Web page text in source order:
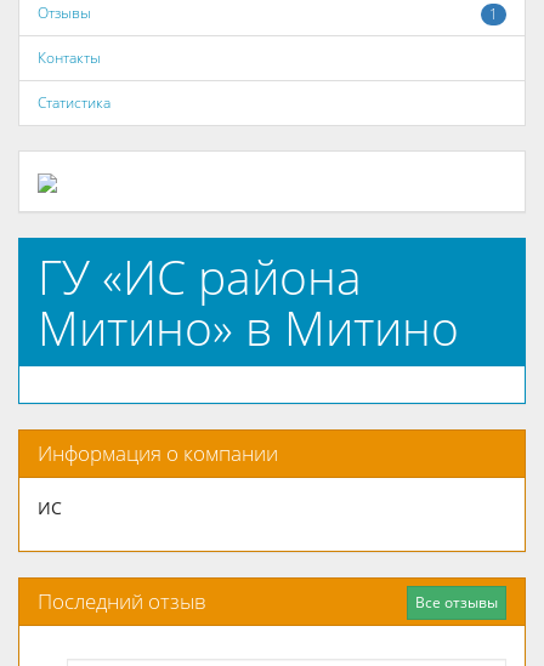
1
Отзывы
Контакты
Статистика
ГУ «ИС района
Митино» в Митино
Информация о компании
ИС
Все отзывы
Последний отзыв